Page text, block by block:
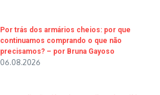
Por trás dos armários cheios: por que
continuamos comprando o que não
precisamos? – por Bruna Gayoso
06.08.2026